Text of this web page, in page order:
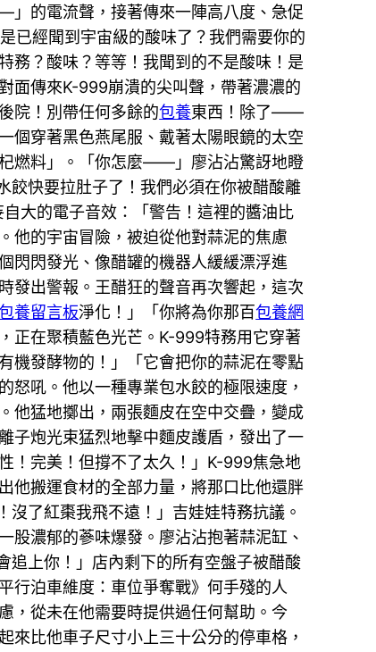
的電流聲，接著傳來一陣高八度、急促
已經聞到宇宙級的酸味了？我們需要你的
務？酸味？等等！我聞到的不是酸味！是
面傳來K-999崩潰的尖叫聲，帶著濃濃的
院！別帶任何多餘的包養東西！除了——
個穿著黑色燕尾服、戴著太陽眼鏡的太空
燃料」。「你怎麼——」廖沾沾驚訝地瞪
餃快要拉肚子了！我們必須在你被醋酸離
大的電子音效：「警告！這裡的醬油比
他的宇宙冒險，被迫從他對蒜泥的焦慮
閃閃發光、像醋罐的機器人緩緩漂浮進
發出警報。王醋狂的聲音再次響起，這次
養留言板淨化！」「你將為你那百包養網
正在聚積藍色光芒。K-999特務用它穿著
機發酵物的！」「它會把你的蒜泥在零點
吼。他以一種專業包水餃的極限速度，
他猛地擲出，兩張麵皮在空中交疊，變成
子炮光束猛烈地擊中麵皮護盾，發出了一
！完美！但撐不了太久！」K-999焦急地
他搬運食材的全部力量，將那口比他還胖
了紅棗我飛不遠！」吉娃娃特務抗議。
股濃郁的蔘味爆發。廖沾沾抱著蒜泥缸、
追上你！」店內剩下的所有空盤子被醋酸
行泊車維度：車位爭奪戰》何手殘的人
，從未在他需要時提供過任何幫助。今
比他車子尺寸小上三十公分的停車格，